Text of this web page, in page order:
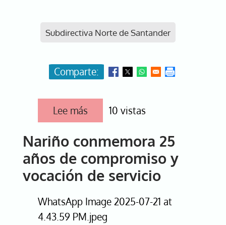
Subdirectiva Norte de Santander
Lee más sobre
Norte
Santander
celebra
25
años
de
y
unidad
sindical
10 vistas
Nariño conmemora 25
años de compromiso y
vocación de servicio
WhatsApp Image 2025-07-21 at
4.43.59 PM.jpeg